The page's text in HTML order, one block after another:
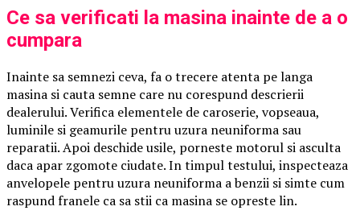
Ce sa verificati la masina inainte de a o
cumpara
Inainte sa semnezi ceva, fa o trecere atenta pe langa
masina si cauta semne care nu corespund descrierii
dealerului. Verifica elementele de caroserie, vopseaua,
luminile si geamurile pentru uzura neuniforma sau
reparatii. Apoi deschide usile, porneste motorul si asculta
daca apar zgomote ciudate. In timpul testului, inspecteaza
anvelopele pentru uzura neuniforma a benzii si simte cum
raspund franele ca sa stii ca masina se opreste lin.